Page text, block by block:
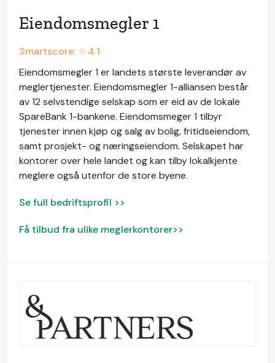
Eiendomsmegler 1
Smartscore: ☆4.1
Eiendomsmegler 1 er landets største leverandør av
meglertjenester. Eiendomsmegler 1-alliansen består
av 12 selvstendige selskap som er eid av de lokale
SpareBank 1-bankene. Eiendomsmeger 1 tilbyr
tjenester innen kjøp og salg av bolig, fritidseiendom,
samt prosjekt- og næringseiendom. Selskapet har
kontorer over hele landet og kan tilby lokalkjente
meglere også utenfor de store byene.
Se full bedriftsprofil >>
Få tilbud fra ulike meglerkontorer>>